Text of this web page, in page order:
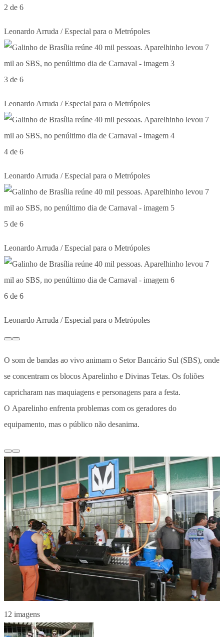
2 de 6
Leonardo Arruda / Especial para o Metrópoles
3 de 6
Leonardo Arruda / Especial para o Metrópoles
4 de 6
Leonardo Arruda / Especial para o Metrópoles
5 de 6
Leonardo Arruda / Especial para o Metrópoles
6 de 6
Leonardo Arruda / Especial para o Metrópoles
O som de bandas ao vivo animam o Setor Bancário Sul (SBS), onde
se concentram os blocos Aparelinho e Divinas Tetas. Os foliões
capricharam nas maquiagens e personagens para a festa.
O Aparelinho enfrenta problemas com os geradores do
equipamento, mas o público não desanima.
12 imagens